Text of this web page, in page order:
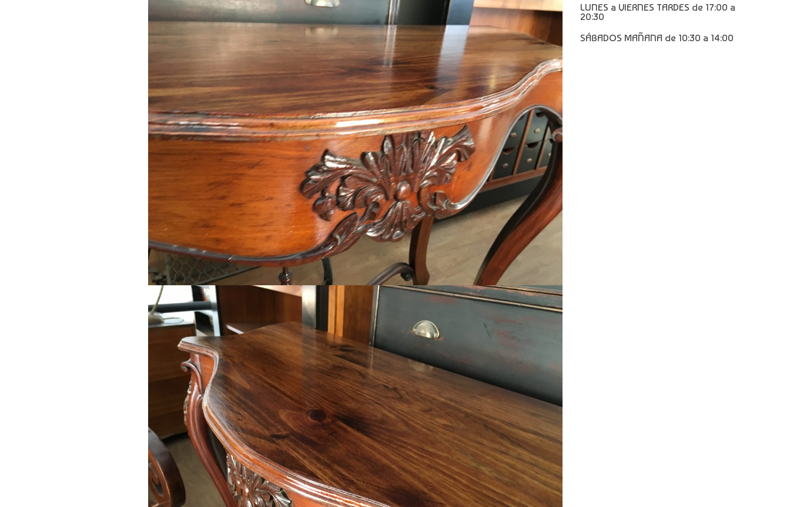
LUNES a VIERNES TARDES de 17:00 a
20:30
SÁBADOS MAÑANA de 10:30 a 14:00